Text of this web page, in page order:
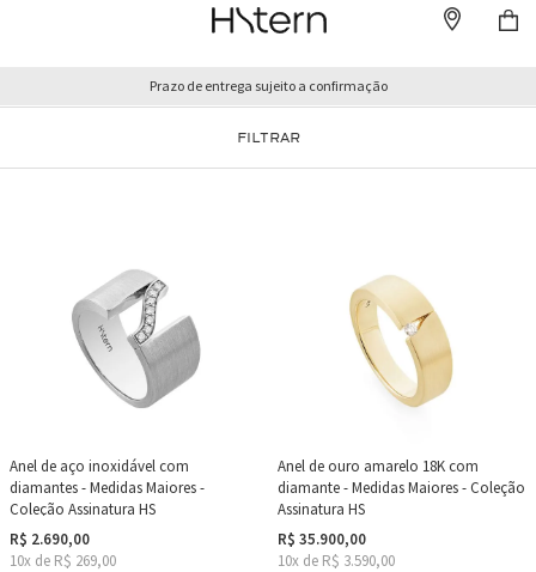
Prazo de entrega sujeito a confirmação
FILTRAR
Anel de aço inoxidável com
diamantes - Medidas Maiores -
Coleção Assinatura HS
R$ 2.690,00
10x de R$ 269,00
Anel de ouro amarelo 18K com
diamante - Medidas Maiores - Coleção
Assinatura HS
R$ 35.900,00
10x de R$ 3.590,00